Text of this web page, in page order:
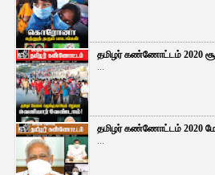
தமிழர் கண்ணோட்டம் 2020
...
தமிழர் கண்ணோட்டம் 2020
...